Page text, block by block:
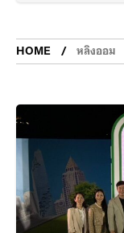
HOME หลิงออม